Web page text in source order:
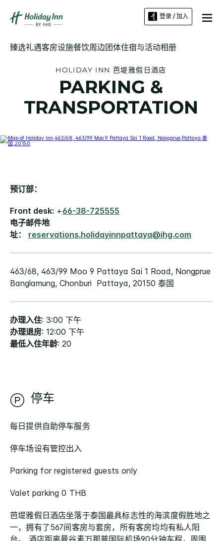
登录 / 加入
臻选礼遇客房设施餐饮周边团体住宿与活动相册
HOLIDAY INN 芭堤雅假日酒店
PARKING &
TRANSPORTATION
预订部：
Front desk: +66-38-725555
电子邮件地
址：
reservations.holidayinnpattaya@ihg.com
463/68, 463/99 Moo 9 Pattaya Sai 1 Road, Nongprue
Banglamung, Chonburi Pattaya, 20150 泰国
办理入住: 3:00 下午
办理退房: 12:00 下午
最低入住年龄: 20
停车
每日提供自助停车服务
停车场设有管控出入
Parking for registered guests only
Valet parking 0 THB
芭堤雅假日酒店坐落于泰国最具标志性的海滨度假胜地之
一，拥有了567间客房与套房，所有客房均均有私人阳
台。 酒店距离曼谷素万那普国际机场90分钟车程，周围